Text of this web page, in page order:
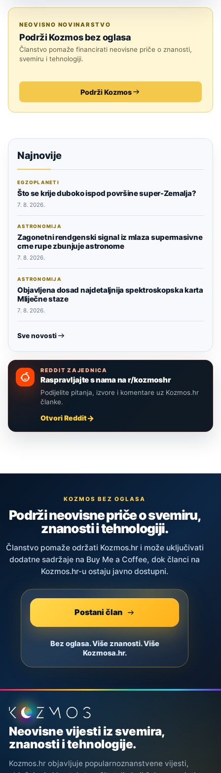
NEOVISNO NOVINARSTVO
Podrži Kozmos bez oglasa
Članstvo pomaže financirati neovisne priče o znanosti,
svemiru i tehnologiji.
Podrži Kozmos
Najnovije
EGZOPLANETI
Što se krije duboko ispod površine super-Zemalja?
7. 8. 2026.
ASTRONOMIJA
Zagonetni rendgenski signal iz mlaza supermasivne
crne rupe zbunjuje astronome
7. 8. 2026.
ASTRONOMIJA
Objavljena dosad najdetaljnija spektroskopska karta
Mliječne staze
7. 8. 2026.
Sve novosti
REDDIT ZAJEDNICA
Raspravljajte s nama na r/kozmoshr
Podijelite pitanja, izvore i komentare uz Kozmos.hr
članke.
Otvori Reddit
KOZMOS BEZ OGLASA
Podrži neovisne priče o svemiru,
znanosti i tehnologiji.
Članstvo pomaže održati Kozmos.hr i može uključivati
dodatne sadržaje na Buy Me a Coffee, dok članci na
Kozmos.hr-u ostaju javno dostupni.
Postani član
Bez oglasa. Više znanosti. Više
Kozmosa.hr.
Podnožje stranice
Neovisne vijesti iz svemira,
znanosti i tehnologije.
Kozmos.hr objavljuje popularnoznanstvene vijesti,